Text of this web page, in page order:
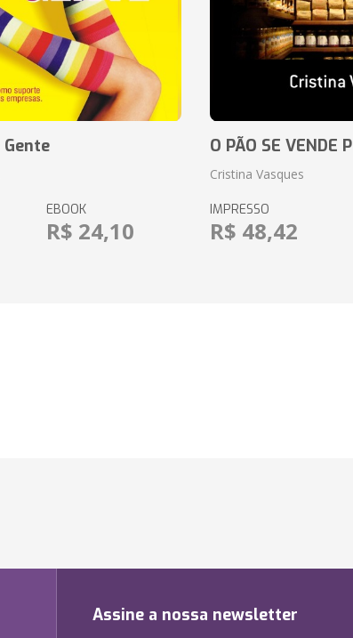
EBOOK
R$ 24,10
O PÃO SE VENDE
Cristina Vasques
IMPRESSO
R$ 48,42
Assine a nossa newsletter